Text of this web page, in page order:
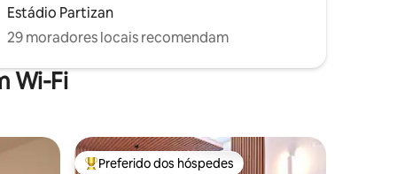
Estádio Partizan
29 moradores locais recomendam
Wi-Fi
Preferido dos hóspedes